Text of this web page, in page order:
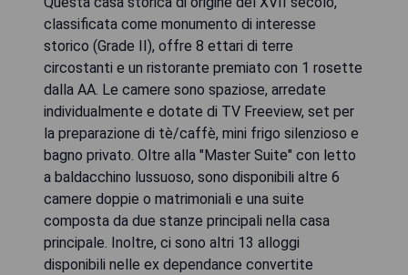
classificata come monumento di interesse
storico (Grade II), offre 8 ettari di terre
circostanti e un ristorante premiato con 1 rosette
dalla AA. Le camere sono spaziose, arredate
individualmente e dotate di TV Freeview, set per
la preparazione di tè/caffè, mini frigo silenzioso e
bagno privato. Oltre alla "Master Suite" con letto
a baldacchino lussuoso, sono disponibili altre 6
camere doppie o matrimoniali e una suite
composta da due stanze principali nella casa
principale. Inoltre, ci sono altri 13 alloggi
disponibili nelle ex dependance convertite